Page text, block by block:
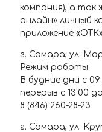
компания), а так
онлайн» личный
приложение
г. Самара, ул.
Режим работы:
В будние дни с
перерыв с 13:00
8 (846) 260-28-23
г. Самара, ул.